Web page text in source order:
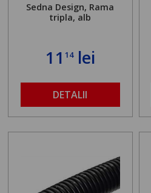
Sedna Design, Rama
tripla, alb
11 14lei
DETALII